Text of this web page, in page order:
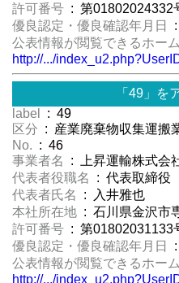
許可番号 : 第01802024332
優良認定・優良確認年月日
公表情報が閲覧できるホー
http://.../
「49」を
label
: 49
区分 : 産業廃棄物収集運搬
No. : 46
事業者名
: 上昇運輸株式会
代表者役職名
: 代表取締役
代表者氏名
: 入井雅也
本社所在地 : 石川県金沢市
許可番号 : 第01802031133
優良認定・優良確認年月日
公表情報が閲覧できるホー
http://.../